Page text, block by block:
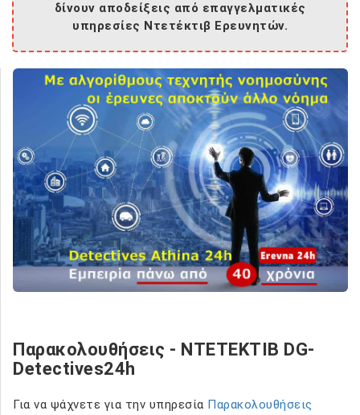
δίνουν αποδείξεις από επαγγελματικές
υπηρεσίες Ντετέκτιβ Ερευνητών.
Παρακολουθήσεις - NTETEKTIB DG-
Detectives24h
Για να ψάχνετε για την υπηρεσία Παρακολουθήσεις